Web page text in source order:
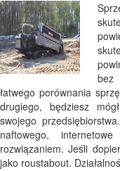
bez
łatwego porównania
drugiego, będziesz
swojego
naftowego,
rozwiązaniem. Jeśli
jako roustabout.